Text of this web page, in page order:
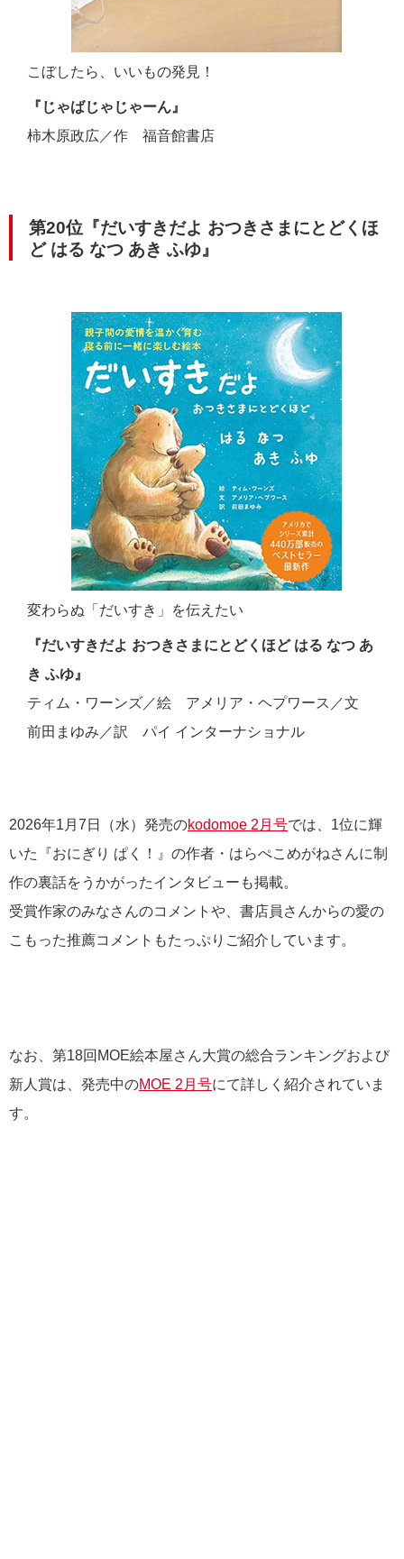
こぼしたら、いいもの発見！
『じゃばじゃじゃーん』
柿木原政広／作 福音館書店
第20位『だいすきだよ おつきさまにとどくほ
ど はる なつ あき ふゆ』
変わらぬ「だいすき」を伝えたい
『だいすきだよ おつきさまにとどくほど はる なつ あ
き ふゆ』
ティム・ワーンズ／絵 アメリア・ヘプワース／文
前田まゆみ／訳 パイ インターナショナル
2026年1月7日（水）発売のkodomoe 2月号では、1位に輝
いた『おにぎり ぱく！』の作者・はらぺこめがねさんに制
作の裏話をうかがったインタビューも掲載。
受賞作家のみなさんのコメントや、書店員さんからの愛の
こもった推薦コメントもたっぷりご紹介しています。
なお、第18回MOE絵本屋さん大賞の総合ランキングおよび
新人賞は、発売中のMOE 2月号にて詳しく紹介されていま
す。